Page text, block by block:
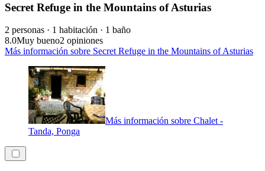
Secret Refuge in the Mountains of Asturias
2 personas · 1 habitación · 1 baño
8.0Muy bueno2 opiniones
Más información sobre Secret Refuge in the Mountains of Asturias
Más información sobre Chalet -
Tanda, Ponga